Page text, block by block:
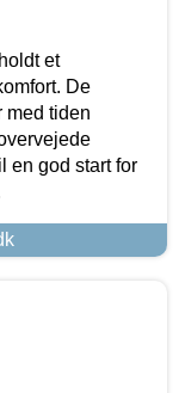
et
De
med tiden
en god start for